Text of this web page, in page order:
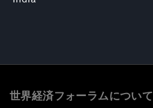
世界経済フォーラムについて